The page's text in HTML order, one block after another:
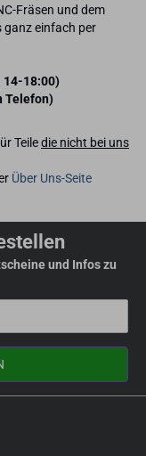
Fräsen und dem
ganz einfach per
18:00)
Telefon)
Teiledie nicht bei uns
Über Uns-Seite
und Infos zu